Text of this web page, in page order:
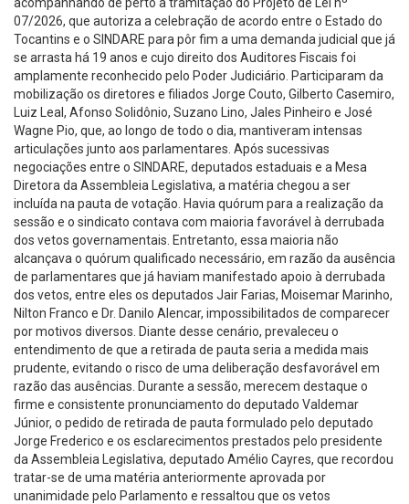
07/2026, que autoriza a celebração de acordo entre o Estado do
Tocantins e o SINDARE para pôr fim a uma demanda judicial que já
se arrasta há 19 anos e cujo direito dos Auditores Fiscais foi
amplamente reconhecido pelo Poder Judiciário. Participaram da
mobilização os diretores e filiados Jorge Couto, Gilberto Casemiro,
Luiz Leal, Afonso Solidônio, Suzano Lino, Jales Pinheiro e José
Wagne Pio, que, ao longo de todo o dia, mantiveram intensas
articulações junto aos parlamentares. Após sucessivas
negociações entre o SINDARE, deputados estaduais e a Mesa
Diretora da Assembleia Legislativa, a matéria chegou a ser
incluída na pauta de votação. Havia quórum para a realização da
sessão e o sindicato contava com maioria favorável à derrubada
dos vetos governamentais. Entretanto, essa maioria não
alcançava o quórum qualificado necessário, em razão da ausência
de parlamentares que já haviam manifestado apoio à derrubada
dos vetos, entre eles os deputados Jair Farias, Moisemar Marinho,
Nilton Franco e Dr. Danilo Alencar, impossibilitados de comparecer
por motivos diversos. Diante desse cenário, prevaleceu o
entendimento de que a retirada de pauta seria a medida mais
prudente, evitando o risco de uma deliberação desfavorável em
razão das ausências. Durante a sessão, merecem destaque o
firme e consistente pronunciamento do deputado Valdemar
Júnior, o pedido de retirada de pauta formulado pelo deputado
Jorge Frederico e os esclarecimentos prestados pelo presidente
da Assembleia Legislativa, deputado Amélio Cayres, que recordou
tratar-se de uma matéria anteriormente aprovada por
unanimidade pelo Parlamento e ressaltou que os vetos